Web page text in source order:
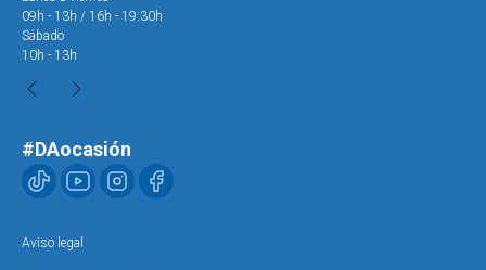
09h - 13h / 16h - 19:30h
Sábado
10h - 13h
#DAocasión
Aviso legal